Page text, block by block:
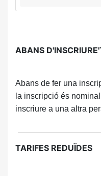
ABANS
Abans de fer una
la inscripció és
inscriure a una altra
TARIFES REDUÏDES